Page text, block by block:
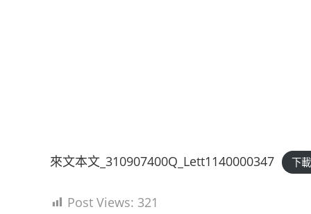
來文本文_310907400Q_Lett1140000347 下載
Post Views: 321